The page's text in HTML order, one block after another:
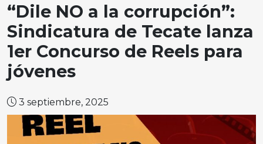
“Dile NO a la corrupción”:
Sindicatura de Tecate lanza
1er Concurso de Reels para
jóvenes
3 septiembre, 2025